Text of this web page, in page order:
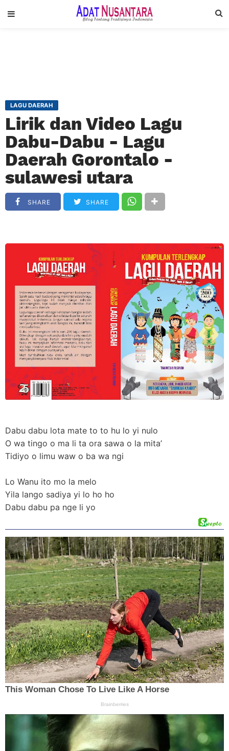
LAGU DAERAH
Lirik dan Video Lagu
Dabu-Dabu - Lagu
Daerah Gorontalo -
sulawesi utara
SHARE SHARE
Dabu dabu lota mate to to hu lo yi nulo
O wa tingo o ma li ta ora sawa o la mita’
Tidiyo o limu waw o ba wa ngi
Lo Wanu ito mo la melo
Yila lango sadiya yi lo ho ho
Dabu dabu pa nge li yo